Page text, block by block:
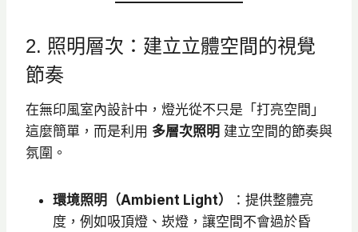
2. 照明層次：建立立體空間的視覺
節奏
在無印風室內設計中，燈光從不只是「打亮空間」
這麼簡單，而是利用 多層次照明 建立空間的節奏與
氛圍。
環境照明（Ambient Light）
：提供整體亮
度，例如吸頂燈、崁燈，讓空間不會過於昏